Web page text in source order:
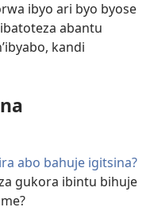
ibyo ari byo byose
abantu
kandi
abo bahuje igitsina?
gukora ibintu bihuje